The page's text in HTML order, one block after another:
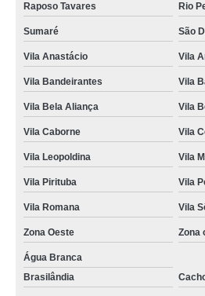
serviço de assistencia tecnica secadora
serviço de assistencia tecnica secadora a
assistencia tecnica maquina secadora de
Lapa
assistencia tecnica maquina secadora Vila
empresa de assistencia tecnica maquina
assistencia tecnica maquina secadora
empresa de assistencia tecnica para
assistencia tecnica samsung secadora preço
assistencia tecnica secadora samsung
assistencia tecnica secadora de roupa preço
assistencia tecnica secadora samsung
Raposo Tavares Rio
Sumaré São
Vila Anastácio Vila
Vila Bandeirantes Vila
Vila Bela Aliança Vila
Vila Caborne Vila
Vila Leopoldina Vila
Vila Pirituba Vila
Vila Romana Vila
Zona Oeste Zona
Água Branca
Brasilândia